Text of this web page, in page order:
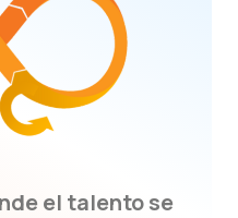
el talento se